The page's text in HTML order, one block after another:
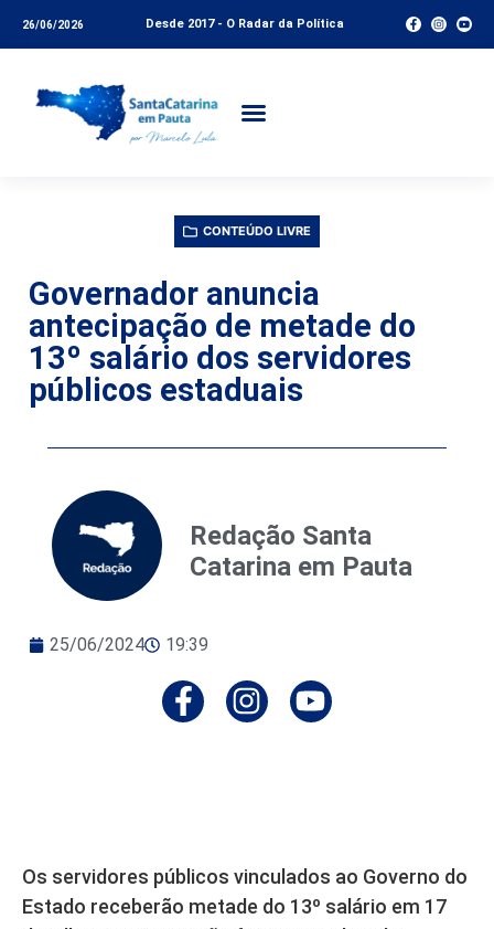
26/06/2026 Desde 2017 - O Radar da Política
CONTEÚDO LIVRE
Governador anuncia
antecipação de metade do
13º salário dos servidores
públicos estaduais
Redação Santa
Catarina em Pauta
25/06/2024 19:39
Os servidores públicos vinculados ao Governo do
Estado receberão metade do 13º salário em 17